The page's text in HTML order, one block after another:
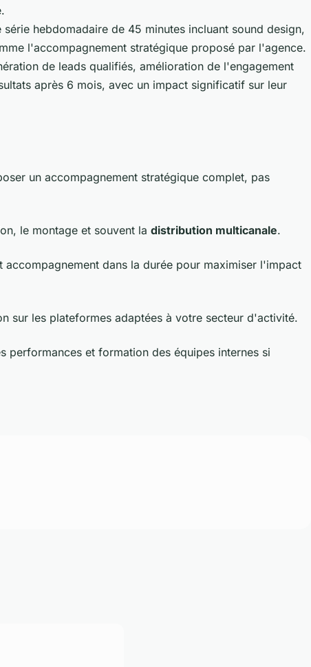
hebdomadaire de 45 minutes incluant sound design,
l'accompagnement stratégique proposé par l'agence.
de leads qualifiés, amélioration de l'engagement
après 6 mois, avec un impact significatif sur leur
un accompagnement stratégique complet, pas
le montage et souvent la distribution multicanale.
dans la durée pour maximiser l'impact
sur les plateformes adaptées à votre secteur d'activité.
et formation des équipes internes si